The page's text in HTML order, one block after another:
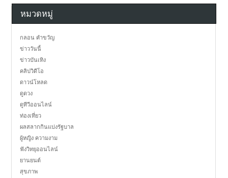
หมวดหมู่
กลอน คำขวัญ
ข่าววันนี้
ข่าวบันเทิง
คลิปวิดีโอ
ดาวน์โหลด
ดูดวง
ดูทีวีออนไลน์
ท่องเที่ยว
ผลสลากกินแบ่งรัฐบาล
ผู้หญิง ความงาม
ฟังวิทยุออนไลน์
ยานยนต์
สุขภาพ